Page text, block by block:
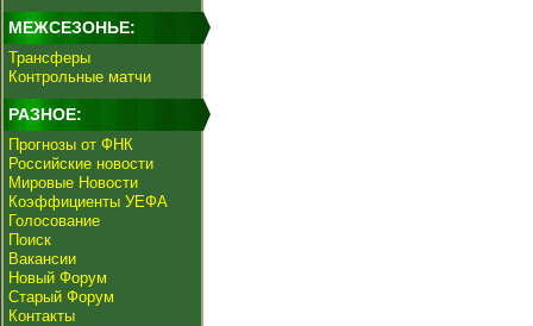
МЕЖСЕЗОНЬЕ:
Трансферы
Контрольные матчи
РАЗНОЕ:
Прогнозы от ФНК
Российские новости
Мировые Новости
Коэффициенты УЕФА
Голосование
Поиск
Вакансии
Новый Форум
Старый Форум
Контакты